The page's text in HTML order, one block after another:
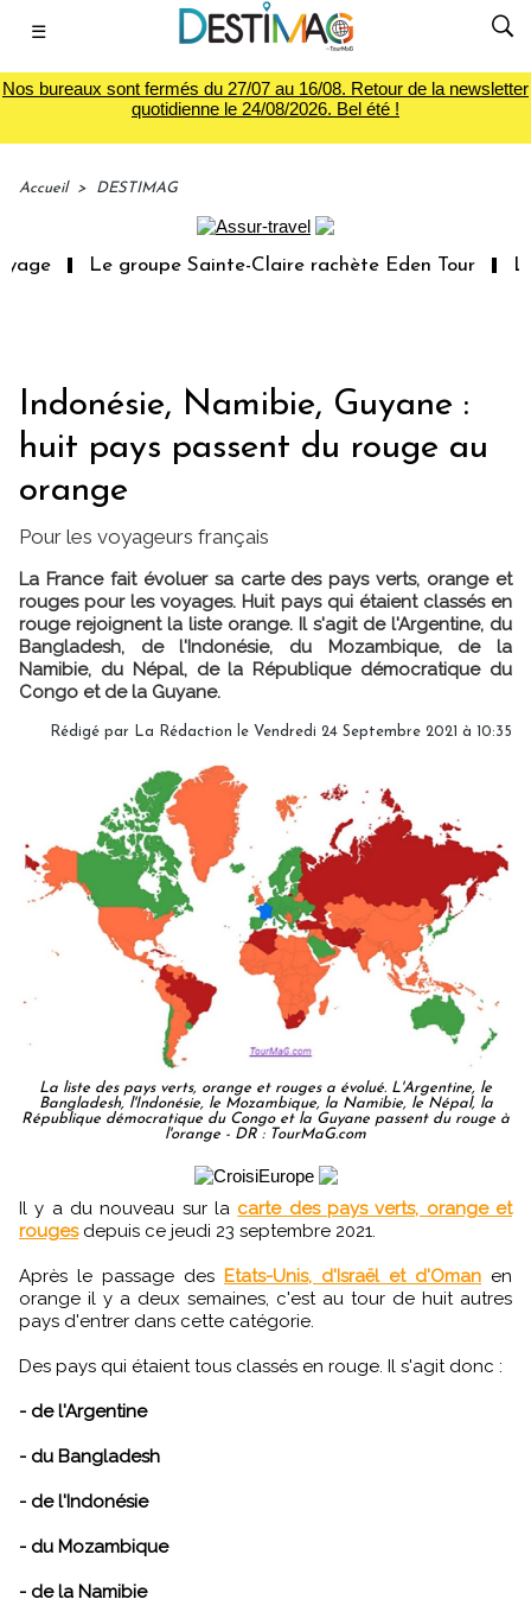
☰
Nos bureaux sont fermés du 27/07 au 16/08. Retour de la newsletter
quotidienne le 24/08/2026. Bel été !
Accueil > DESTIMAG
Le groupe Sainte-Claire rachète Eden Tour
Indonésie, Namibie, Guyane :
huit pays passent du rouge au
orange
Pour les voyageurs français
La France fait évoluer sa carte des pays verts, orange et
rouges pour les voyages. Huit pays qui étaient classés en
rouge rejoignent la liste orange. Il s'agit de l'Argentine, du
Bangladesh, de l'Indonésie, du Mozambique, de la
Namibie, du Népal, de la République démocratique du
Congo et de la Guyane.
Rédigé par La Rédaction le Vendredi 24 Septembre 2021 à 10:35
La liste des pays verts, orange et rouges a évolué. L'Argentine, le
Bangladesh, l'Indonésie, le Mozambique, la Namibie, le Népal, la
République démocratique du Congo et la Guyane passent du rouge à
l'orange - DR : TourMaG.com
Il y a du nouveau sur la carte des pays verts, orange et
rougesdepuis ce jeudi 23 septembre 2021.
Après le passage des Etats-Unis, d'Israël et d'Oman en
orange il y a deux semaines, c'est au tour de huit autres
pays d'entrer dans cette catégorie.
Des pays qui étaient tous classés en rouge. Il s'agit donc :
- de l'Argentine
- du Bangladesh
- de l'Indonésie
- du Mozambique
- de la Namibie